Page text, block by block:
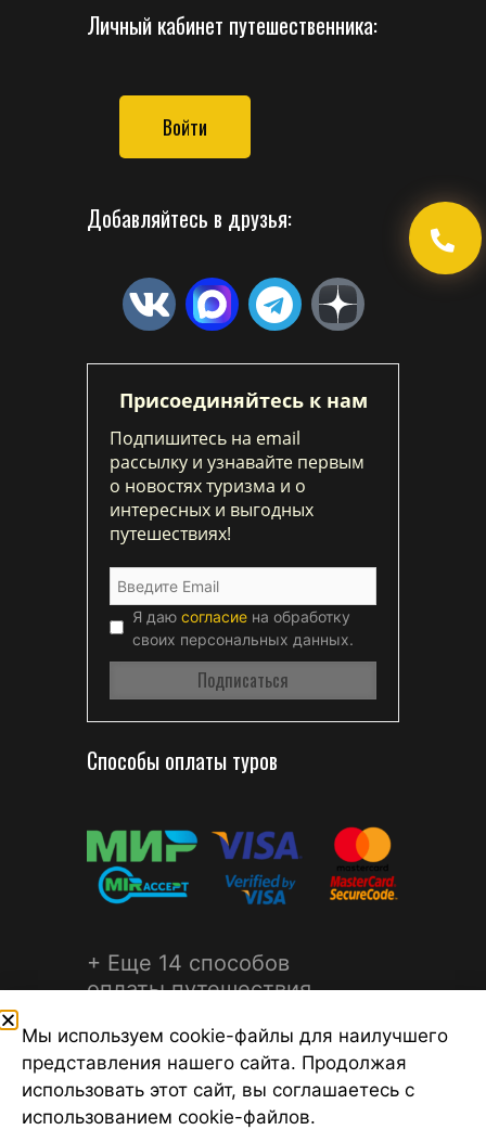
Личный кабинет путешественника:
Войти
Добавляйтесь в друзья:
Присоединяйтесь к нам
Подпишитесь на email
рассылку и узнавайте первым
о новостях туризма и о
интересных и выгодных
путешествиях!
Я даю согласие на обработку
своих персональных данных.
Способы оплаты туров
+ Еще 14 способов
оплаты путешествия
©2026 Турагентство Турсфера - Поиск туров от надежных
Мы используем cookie-файлы для наилучшего
представления нашего сайта. Продолжая
использовать этот сайт, вы соглашаетесь с
использованием cookie-файлов.